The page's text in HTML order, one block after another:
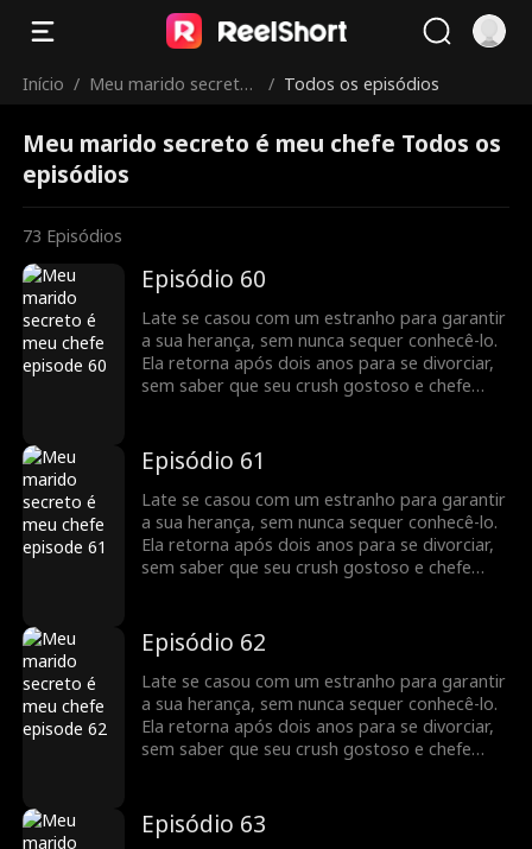
Início / Meu marido secreto
/ Todos os episódios
Meu marido secreto é meu chefe Todos os
episódios
73 Episódios
Episódio 60
Late se casou com um estranho para garantir
a sua herança, sem nunca sequer conhecê-lo.
Ela retorna após dois anos para se divorciar,
sem saber que seu crush gostoso e chefe
Episódio 61
Late se casou com um estranho para garantir
a sua herança, sem nunca sequer conhecê-lo.
Ela retorna após dois anos para se divorciar,
sem saber que seu crush gostoso e chefe
Episódio 62
Late se casou com um estranho para garantir
a sua herança, sem nunca sequer conhecê-lo.
Ela retorna após dois anos para se divorciar,
sem saber que seu crush gostoso e chefe
Episódio 63